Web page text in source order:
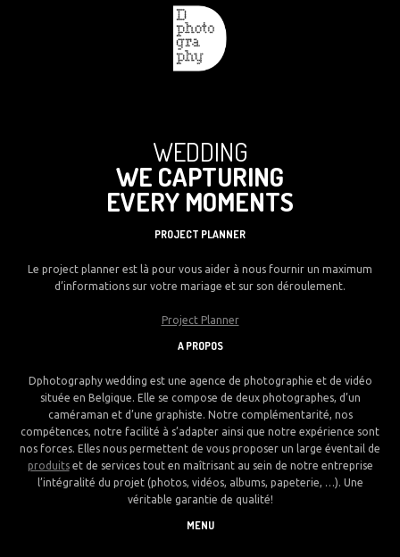
WEDDING
WE CAPTURING
EVERY MOMENTS
PROJECT PLANNER
Le project planner est là pour vous aider à nous fournir un maximum
d’informations sur votre mariage et sur son déroulement.
Project Planner
A PROPOS
Dphotography wedding est une agence de photographie et de vidéo
située en Belgique. Elle se compose de deux photographes, d’un
caméraman et d’une graphiste. Notre complémentarité, nos
compétences, notre facilité à s’adapter ainsi que notre expérience sont
nos forces. Elles nous permettent de vous proposer un large éventail de
produitset de services tout en maîtrisant au sein de notre entreprise
l’intégralité du projet (photos, vidéos, albums, papeterie, …). Une
véritable garantie de qualité!
MENU